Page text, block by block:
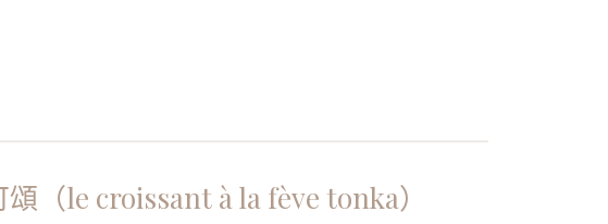
頌（le croissant à la fève tonka）